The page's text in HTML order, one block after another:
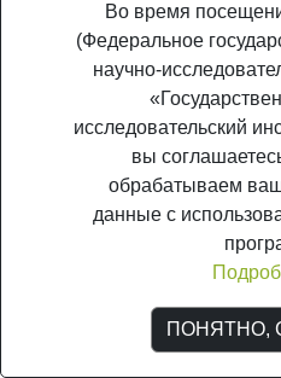
Во время
(Федеральное
научно-
исследовательский
вы
обрабатываем
данные с
ПОНЯТНО,